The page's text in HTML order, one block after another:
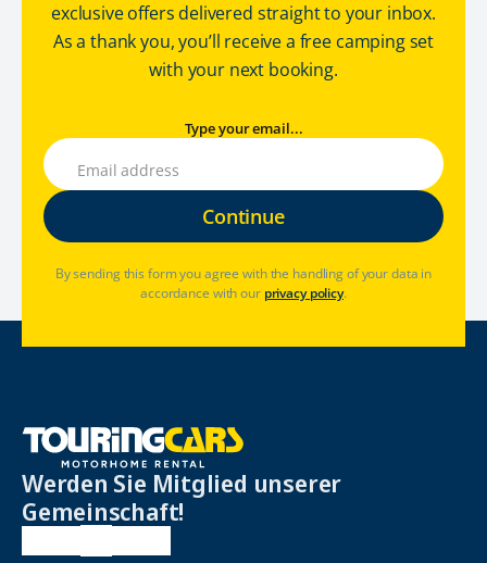
exclusive offers delivered straight to your inbox.
As a thank you, you’ll receive a free camping set
with your next booking.
Type your email...
By sending this form you agree with the handling of your data in
accordance with our privacy policy.
Werden Sie Mitglied unserer
Gemeinschaft!